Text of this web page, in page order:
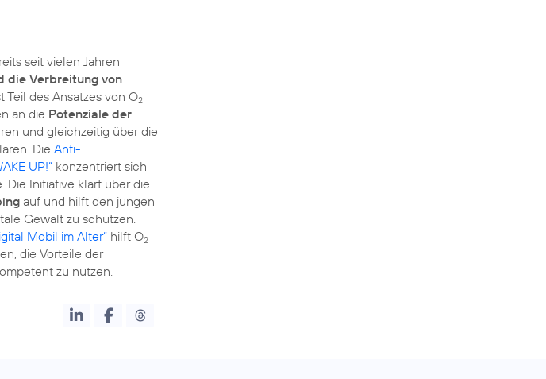
seit vielen Jahren
die Verbreitung von
Teil des Ansatzes von O2
an die Potenziale der
und gleichzeitig über die
Die Anti-
UP!“konzentriert sich
Die Initiative klärt über die
auf und hilft den jungen
Gewalt zu schützen.
Mobil im Alter“hilft O2
die Vorteile der
zu nutzen.